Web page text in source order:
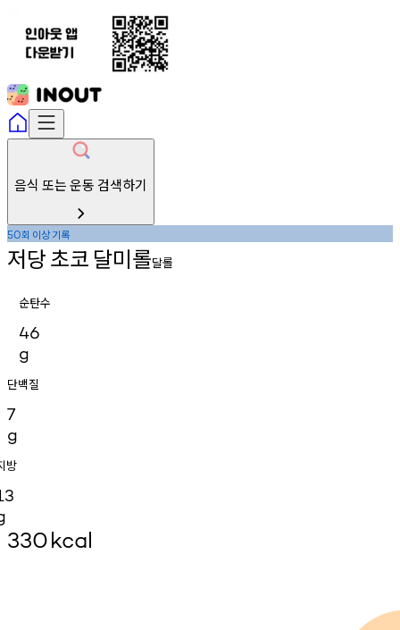
음식 또는 운동 검색하기
50회 이상기록
저당초코 달미롤달롤
순탄수
46
g
단백질
7
g
방
330kcal